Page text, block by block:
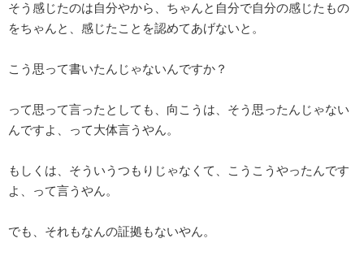
そう感じたのは自分やから、ちゃんと自分で自分の感じたもの
をちゃんと、感じたことを認めてあげないと。
こう思って書いたんじゃないんですか？
って思って言ったとしても、向こうは、そう思ったんじゃない
んですよ、って大体言うやん。
もしくは、そういうつもりじゃなくて、こうこうやったんです
よ、って言うやん。
でも、それもなんの証拠もないやん。